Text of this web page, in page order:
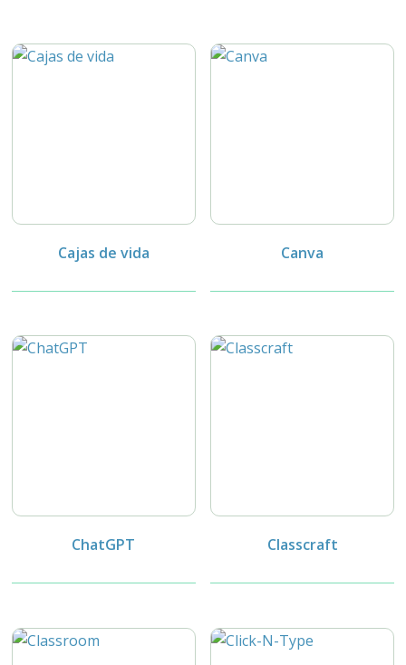
Cajas de vida Canva
ChatGPT Classcraft